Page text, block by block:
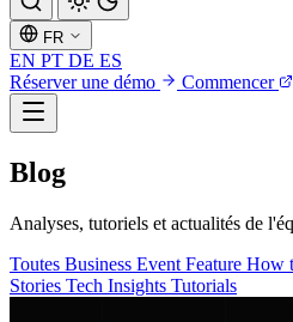
FR
EN PT DE ES
Réserver une démo
Commencer
Blog
Analyses, tutoriels et actualités de
Toutes Business Event Feature How
Stories Tech Insights Tutorials